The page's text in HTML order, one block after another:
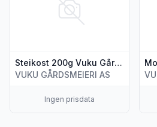
Steikost 200g Vuku Gårdsmeieri
VUKU GÅRDSMEIERI AS
Ingen prisdata